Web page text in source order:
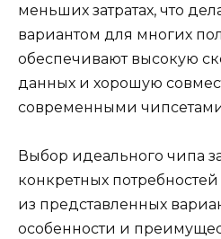
меньших затратах, что
вариантом для многих
обеспечивают высокую
данных и хорошую
современными
Выбор идеального чипа
конкретных
из представленных
особенности и